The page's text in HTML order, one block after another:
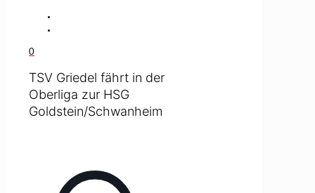
0
TSV Griedel fährt in der
Oberliga zur HSG
Goldstein/Schwanheim